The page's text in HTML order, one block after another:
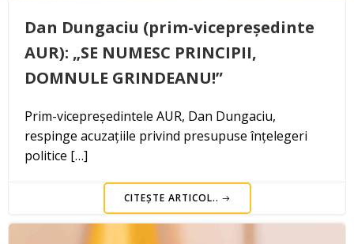
Dan Dungaciu (prim-vicepreședinte
AUR): „SE NUMESC PRINCIPII,
DOMNULE GRINDEANU!”
Prim-vicepreședintele AUR, Dan Dungaciu,
respinge acuzațiile privind presupuse înțelegeri
politice […]
CITEȘTE ARTICOL..